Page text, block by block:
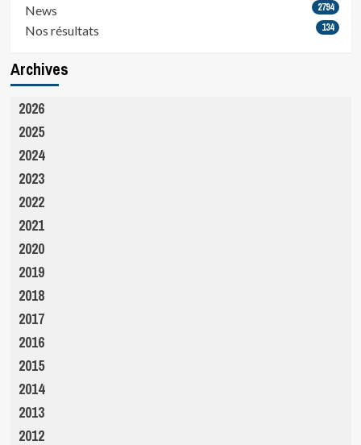
News 2794
Nos résultats 134
Archives
2026
2025
2024
2023
2022
2021
2020
2019
2018
2017
2016
2015
2014
2013
2012